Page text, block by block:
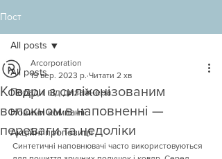
Пост
All posts
Поради від дизайнера
Новини компанії
Акційні пропозиції
All posts
Ковдри з силіконізованим
волокном в наповненні —
переваги та недоліки
Arcorporation
19 вер. 2023 р. Читати 2 хв
Синтетичні наповнювачі часто використовуються